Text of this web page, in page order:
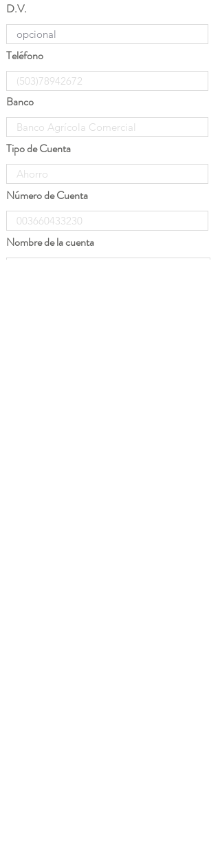
D.V.
Teléfono
Banco
Tipo de Cuenta
Número de Cuenta
Nombre de la cuenta